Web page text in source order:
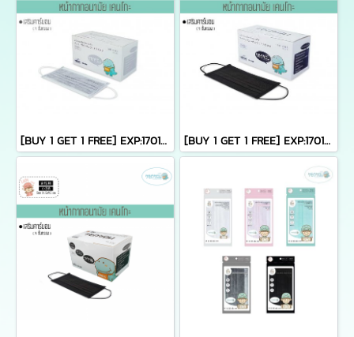
[BUY 1 GET 1 FREE] EXP:17012027 หน้ากากอนามัยคาร์บอนเคนโกะ สีเทา บรรจุ 50 ชิ้น (KENKOU CARBON FACE MASK) [BUY 1 GET 1 FREE] EXP:17012027 หน้ากากอนามัยคาร์บอนเคนโกะ สีดำ บรรจุ 50 ชิ้น (KENKOU CARBON BLACK FACE MASK)